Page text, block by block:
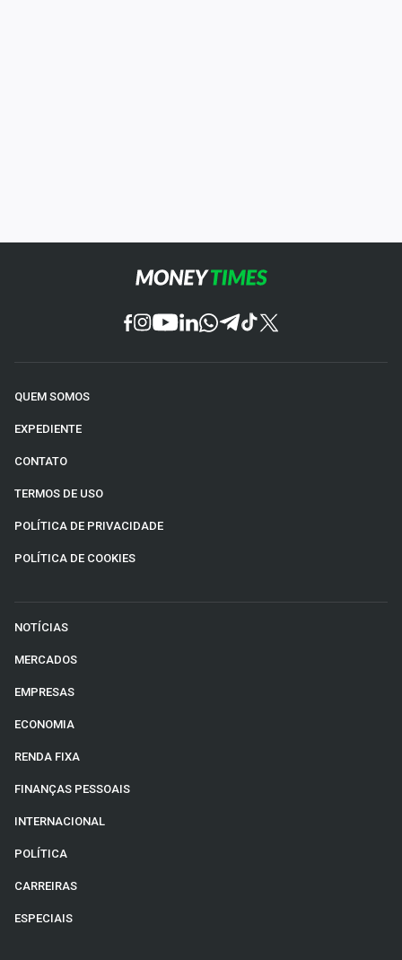
QUEM SOMOS
EXPEDIENTE
CONTATO
TERMOS DE USO
POLÍTICA DE PRIVACIDADE
POLÍTICA DE COOKIES
NOTÍCIAS
MERCADOS
EMPRESAS
ECONOMIA
RENDA FIXA
FINANÇAS PESSOAIS
INTERNACIONAL
POLÍTICA
CARREIRAS
ESPECIAIS